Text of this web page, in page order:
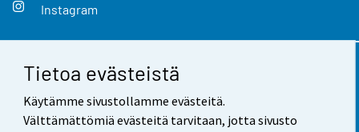
Tietoa evästeistä
Käytämme sivustollamme evästeitä.
Välttämättömiä evästeitä tarvitaan, jotta sivusto
Instagram
Yhteystiedot
Palaute